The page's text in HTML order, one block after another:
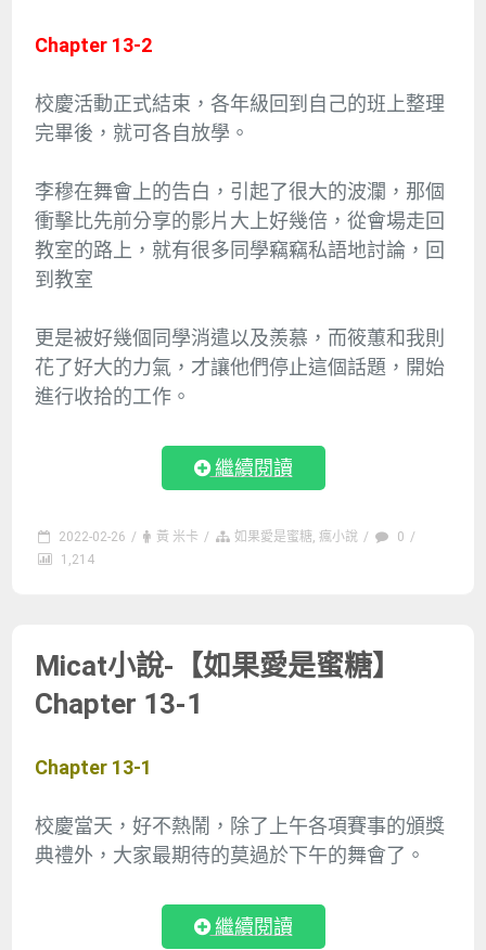
Chapter 13-2
校慶活動正式結束，各年級回到自己的班上整理
完畢後，就可各自放學。
李穆在舞會上的告白，引起了很大的波瀾，那個
衝擊比先前分享的影片大上好幾倍，從會場走回
教室的路上，就有很多同學竊竊私語地討論，回
到教室
更是被好幾個同學消遣以及羨慕，而筱蕙和我則
花了好大的力氣，才讓他們停止這個話題，開始
進行收拾的工作。
繼續閱讀
2022-02-26 / 黃 米卡 / 如果愛是蜜糖 ,瘋小說 / 0 /
1,214
Micat小說-【如果愛是蜜糖】
Chapter 13-1
Chapter 13-1
校慶當天，好不熱鬧，除了上午各項賽事的頒獎
典禮外，大家最期待的莫過於下午的舞會了。
繼續閱讀